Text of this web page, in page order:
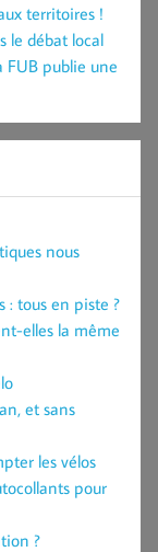
territoires !
le débat local
FUB publie une
nous
: tous en piste ?
elles la même
et sans
les vélos
pour
?